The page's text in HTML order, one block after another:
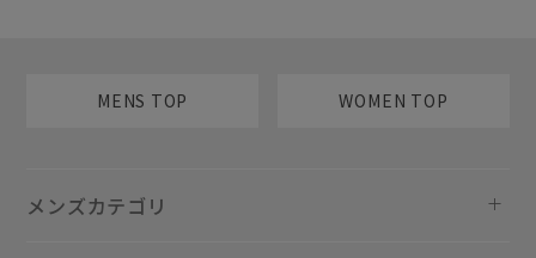
MENS TOP WOMEN TOP
メンズカテゴリ